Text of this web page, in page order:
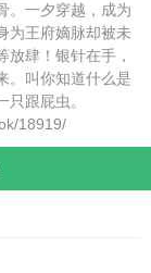
。一夕穿越，成为
为王府嫡脉却被未
肆！银针在手，
。叫你知道什么是
跟屁虫。
18919/